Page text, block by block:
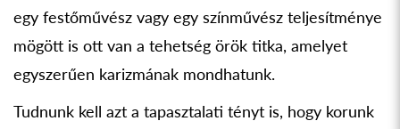
egy festőművész vagy egy színművész teljesítménye
mögött is ott van a tehetség örök titka, amelyet
egyszerűen karizmának mondhatunk.
Tudnunk kell azt a tapasztalati tényt is, hogy korunk